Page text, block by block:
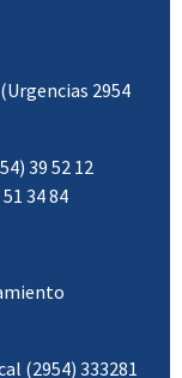
2954
39 52 12
34 84
(2954) 333281